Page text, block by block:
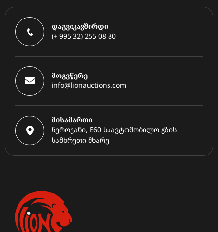
დაგვიკავშირდი
(+ 995 32) 255 08 80
მოგვწერე
info@lionauctions.com
მისამართი
წეროვანი, E60 საავტომობილო გზის
სამხრეთი მხარე